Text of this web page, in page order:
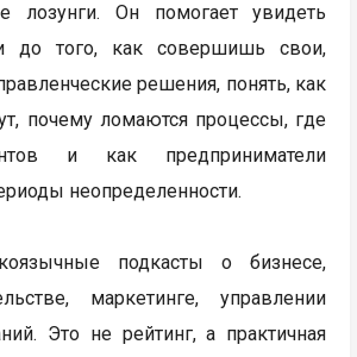
лозунги. Он помогает увидеть
до того, как совершишь свои,
решения, понять, как
почему ломаются процессы, где
и как предприниматели
неопределенности.
подкасты о бизнесе,
маркетинге, управлении
Это не рейтинг, а практичная